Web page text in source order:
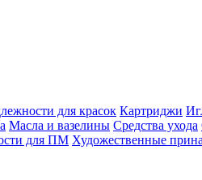
для красок Картриджи
Масла и вазелины Средства ухода
для ПМ Художественные